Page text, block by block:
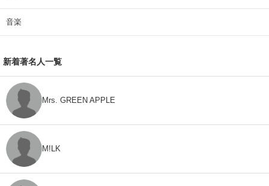
音楽
新着著名人一覧
Mrs. GREEN APPLE
M!LK